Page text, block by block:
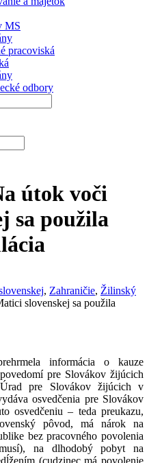
MS
pracoviská
odbory
útok voči
sa použila
, Zahraničie, Žilinský
slovenskej sa použila
informácia o kauze
pre Slovákov žijúcich
pre Slovákov žijúcich v
osvedčenia pre Slovákov
osvedčeniu – teda preukazu,
pôvod, má nárok na
bez pracovného povolenia
na dlhodobý pobyt na
(cudzinec má povolenie